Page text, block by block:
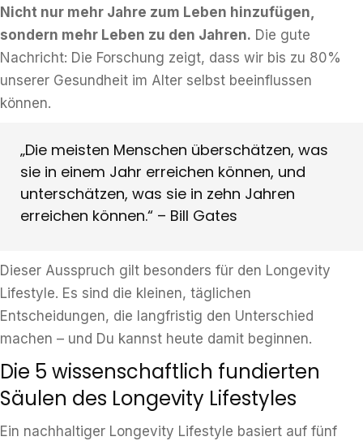
Nicht nur mehr Jahre zum Leben hinzufügen,
sondern mehr Leben zu den Jahren. Die gute
Nachricht: Die Forschung zeigt, dass wir bis zu 80%
unserer Gesundheit im Alter selbst beeinflussen
können.
„Die meisten Menschen überschätzen, was
sie in einem Jahr erreichen können, und
unterschätzen, was sie in zehn Jahren
erreichen können.“ – Bill Gates
Dieser Ausspruch gilt besonders für den Longevity
Lifestyle. Es sind die kleinen, täglichen
Entscheidungen, die langfristig den Unterschied
machen – und Du kannst heute damit beginnen.
Die 5 wissenschaftlich fundierten
Säulen des Longevity Lifestyles
Ein nachhaltiger Longevity Lifestyle basiert auf fünf